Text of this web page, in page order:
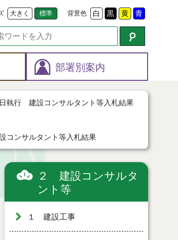
大きく 標準 背景色 白 黒 黄 青
部署別案内
執行 建設コンサルタント等入札結果
コンサルタント等入札結果
２ 建設コンサルタ
ント等
１ 建設工事